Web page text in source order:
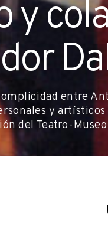
y
entre
y
del Teatro-